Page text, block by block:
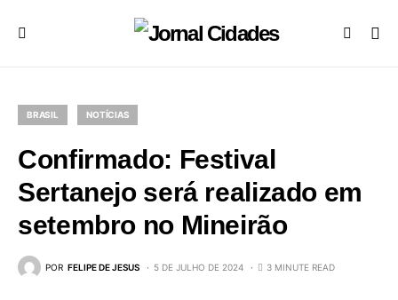
BRASIL NOTÍCIAS
Confirmado: Festival
Sertanejo será realizado em
setembro no Mineirão
POR FELIPE DE JESUS 5 DE JULHO DE 2024 3 MINUTE READ